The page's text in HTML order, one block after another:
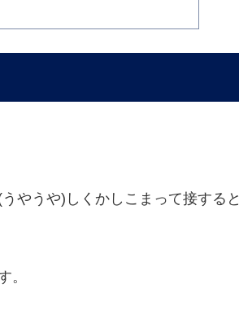
やうや)しくかしこまって接すると
。